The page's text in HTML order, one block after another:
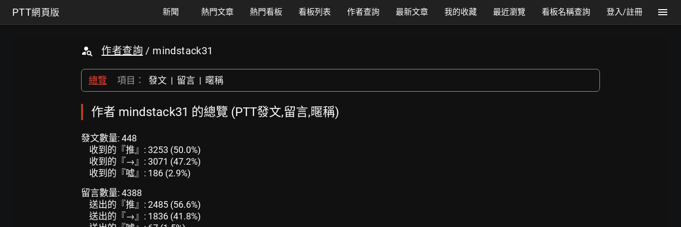
PTT網頁版 新聞 熱門文章 熱門看板 看板列表 作者查詢 最新文章 我的收藏 最近瀏覽 看板名稱查詢 登入/註冊
作者查詢 / mindstack31
總覽 項目： 發文 | 留言 | 暱稱
作者 mindstack31 的總覽 (PTT發文,留言,暱稱)
發文數量: 448
收到的『推』: 3253 (50.0%)
收到的『→』: 3071 (47.2%)
收到的『噓』: 186 (2.9%)
留言數量: 4388
送出的『推』: 2485 (56.6%)
送出的『→』: 1836 (41.8%)